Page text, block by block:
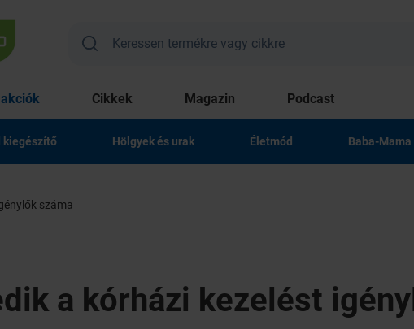
Cikkek Magazin Podcast
kiegészítő Hölgyek és urak Életmód Baba-Mama
száma
a kórházi kezelést